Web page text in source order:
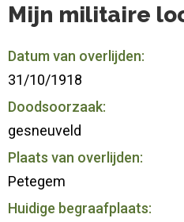
Mijn militaire
Datum van overlijden:
31/10/1918
Doodsoorzaak:
gesneuveld
Plaats van overlijden:
Petegem
Huidige begraafplaats: